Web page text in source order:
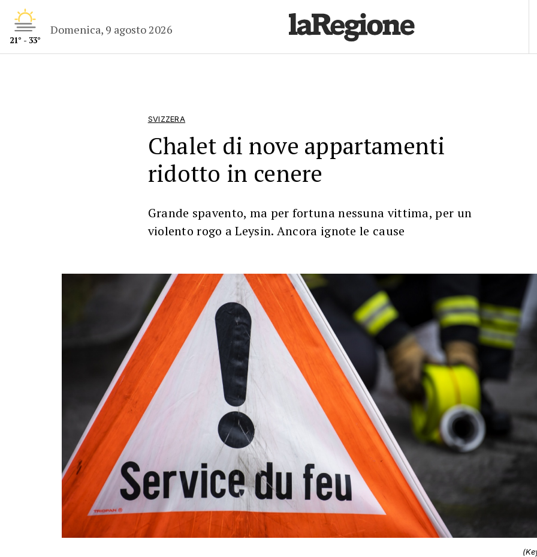
21° - 33°
Domenica, 9 agosto 2026
SVIZZERA
Chalet di nove appartamenti
ridotto in cenere
Grande spavento, ma per fortuna nessuna vittima, per un
violento rogo a Leysin. Ancora ignote le cause